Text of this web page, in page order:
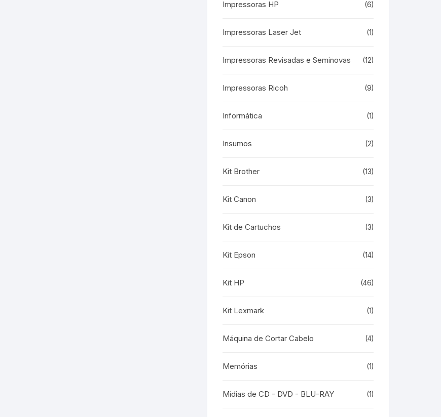
Impressoras HP (6)
Impressoras Laser Jet (1)
Impressoras Revisadas e Seminovas (12)
Impressoras Ricoh (9)
Informática (1)
Insumos (2)
Kit Brother (13)
Kit Canon (3)
Kit de Cartuchos (3)
Kit Epson (14)
Kit HP (46)
Kit Lexmark (1)
Máquina de Cortar Cabelo (4)
Memórias (1)
Mídias de CD - DVD - BLU-RAY (1)